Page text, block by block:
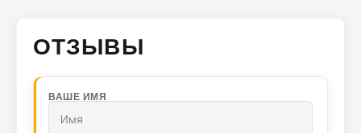
ОТЗЫВЫ
ВАШЕ ИМЯ